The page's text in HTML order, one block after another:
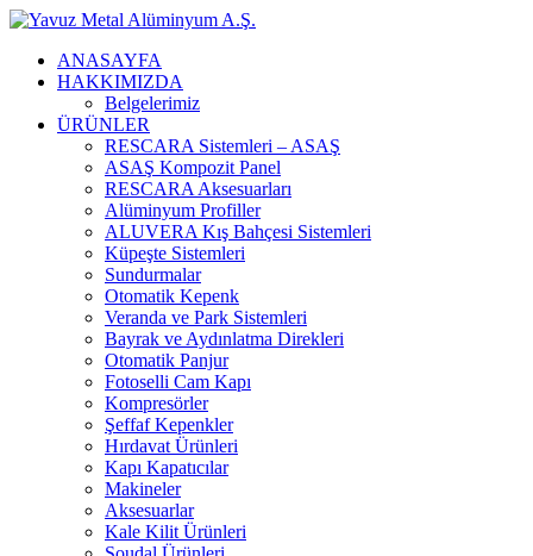
ANASAYFA
HAKKIMIZDA
Belgelerimiz
ÜRÜNLER
RESCARA Sistemleri – ASAŞ
ASAŞ Kompozit Panel
RESCARA Aksesuarları
Alüminyum Profiller
ALUVERA Kış Bahçesi Sistemleri
Küpeşte Sistemleri
Sundurmalar
Otomatik Kepenk
Veranda ve Park Sistemleri
Bayrak ve Aydınlatma Direkleri
Otomatik Panjur
Fotoselli Cam Kapı
Kompresörler
Şeffaf Kepenkler
Hırdavat Ürünleri
Kapı Kapatıcılar
Makineler
Aksesuarlar
Kale Kilit Ürünleri